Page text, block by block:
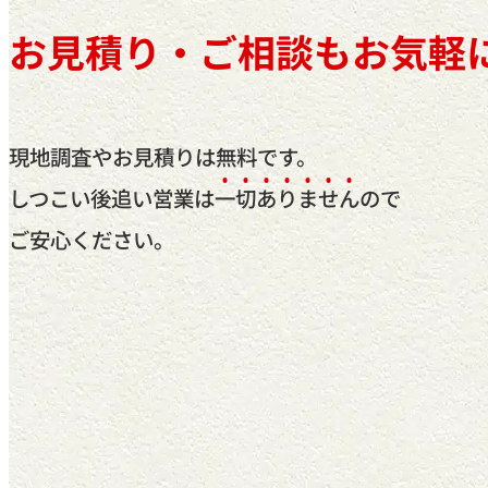
お見積り・ご相談もお気軽
現地調査やお見積りは無料です。
しつこい後追い営業は一切あり ませんので
ご安心ください。